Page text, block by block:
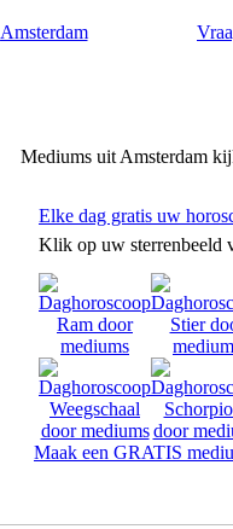
Amsterdam
Mediums uit Amsterdam
Elke dag gratis uw
Klik op uw sterrenbeeld
Maak een GRATIS